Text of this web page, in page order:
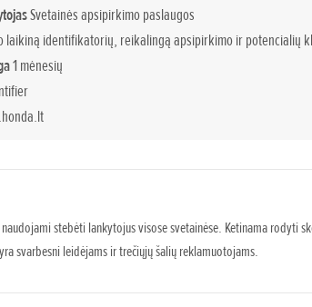
Svetainės apsipirkimo paslaugos
laikiną identifikatorių, reikalingą apsipirkimo ir potencialių
1 mėnesių
stebėti lankytojus visose svetainėse. Ketinama rodyti
svarbesni leidėjams ir trečiųjų šalių reklamuotojams.